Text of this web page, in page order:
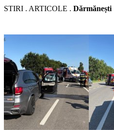
STIRI . ARTICOLE . Dărmănești